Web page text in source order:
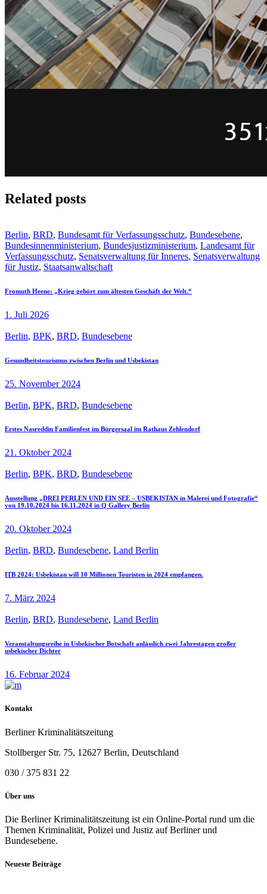
Related posts
Berlin, BRD, Bundesamt für Verfassungsschutz, Bundesebene,
Bundesinnenministerium, Bundesjustizministerium, Landesamt für
Verfassungsschutz, Senatsverwaltung für Inneres, Senatsverwaltung
für Justiz, Staatsanwaltschaft
Fromuth Heene: „Krieg gehört zum ältesten Geschäft der Welt.“
1. Juli 2026
Berlin, BPK, BRD, Bundesebene
Gesundheitstourismus zwischen Berlin und Usbekistan
25. November 2024
Berlin, BPK, BRD, Bundesebene
Erstes Nasreddin Familienfest im Bürgersaal im Rathaus Zehlendorf
21. Oktober 2024
Berlin, BPK, BRD, Bundesebene
Ausstellung „DREI PERLEN UND EIN SEE – USBEKISTAN in Malerei und Fotografie“
von 19.10.2024 bis 16.11.2024 in Q Gallery Berlin
20. Oktober 2024
Berlin, BRD, Bundesebene, Land Berlin
ITB 2024: Usbekistan will 10 Millionen Touristen in 2024 empfangen.
7. März 2024
Berlin, BRD, Bundesebene, Land Berlin
Veranstaltungsreihe in Usbekischer Botschaft anlässlich zwei Jahrestagen großer
usbekischer Dichter
16. Februar 2024
Kontakt
Berliner Kriminalitätszeitung
Stollberger Str. 75, 12627 Berlin, Deutschland
030 / 375 831 22
Über uns
Die Berliner Kriminalitätszeitung ist ein Online-Portal rund um die
Themen Kriminalität, Polizei und Justiz auf Berliner und
Bundesebene.
Neueste Beiträge